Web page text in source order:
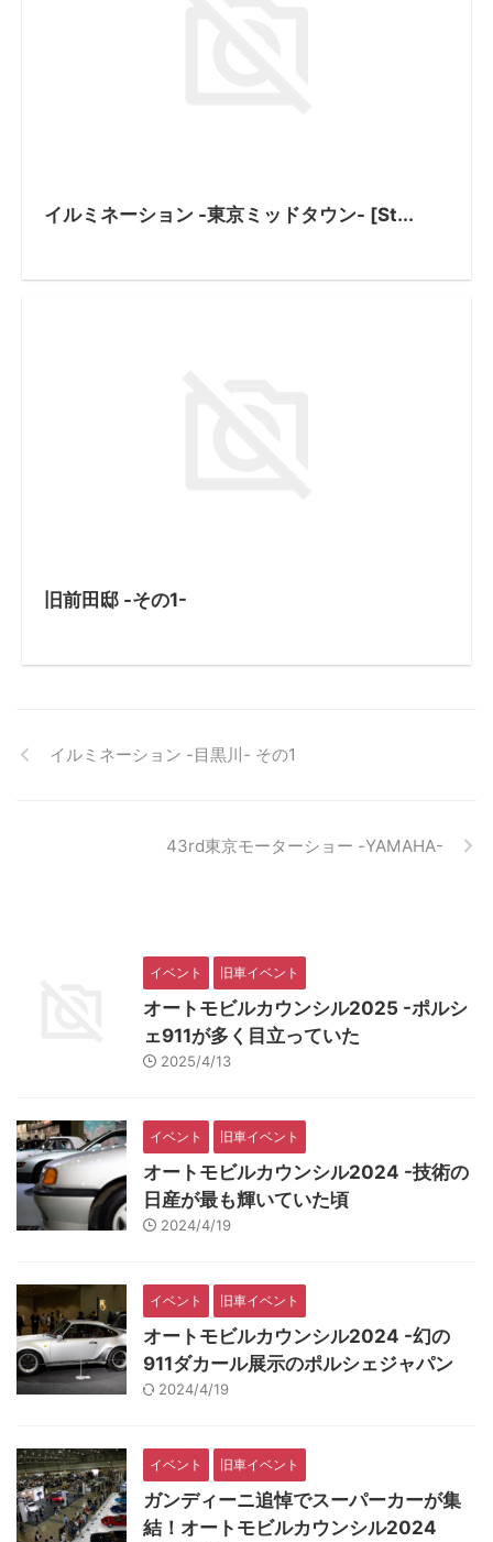
イルミネーション -東京ミッドタウン- [St...
旧前田邸 -その1-
イルミネーション -目黒川- その1
43rd東京モーターショー -YAMAHA-
イベント 旧車イベント
オートモビルカウンシル2025 -ポルシ
ェ911が多く目立っていた
2025/4/13
イベント 旧車イベント
オートモビルカウンシル2024 -技術の
日産が最も輝いていた頃
2024/4/19
イベント 旧車イベント
オートモビルカウンシル2024 -幻の
911ダカール展示のポルシェジャパン
2024/4/19
イベント 旧車イベント
ガンディーニ追悼でスーパーカーが集
結！オートモビルカウンシル2024